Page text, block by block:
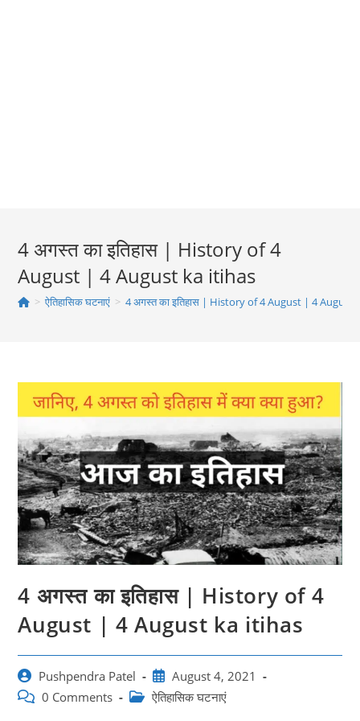
4 अगस्त का इतिहास | History of 4
August | 4 August ka itihas
> ऐतिहासिक घटनाएं > 4 अगस्त का इतिहास | History of 4 August | 4 August
4 अगस्त का इतिहास | History of 4
August | 4 August ka itihas
Post
author:
Pushpendra Patel
Post
published:
August 4, 2021
Post 0 Comments
Postऐतिहासिक घटनाएं